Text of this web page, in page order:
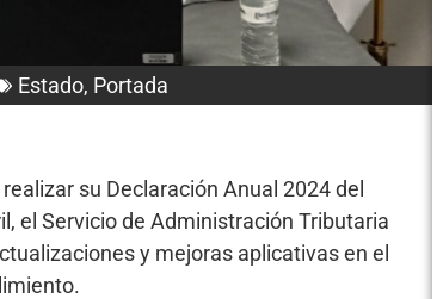
Estado, Portada
su Declaración Anual 2024 del
el Servicio de Administración Tributaria
y mejoras aplicativas en el